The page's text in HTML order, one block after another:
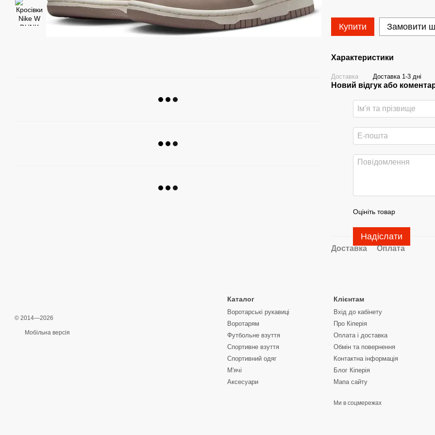
Купити Замовити
Характеристики
Доставка Доставка 1-3 дні
Новий відгук або
Оцініть товар
Надіслати
Доставка Оплата
© 2014—2026
Мобільна версія
Каталог
Воротарські рукавиці
Воротарям
Футбольне взуття
Спортивне взуття
Спортивний одяг
М'ячі
Аксесуари
Клієнтам
Вхід до кабінету
Про Кіперія
Оплата і доставка
Обмін та повернення
Контактна інформація
Блог Кіперія
Мапа сайту
Ми в соцмережах